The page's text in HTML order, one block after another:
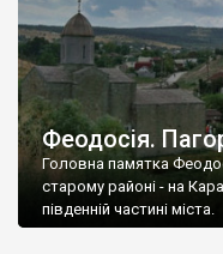
Феодосія.
Головна памятка
старому районі - на
південній частині міста.